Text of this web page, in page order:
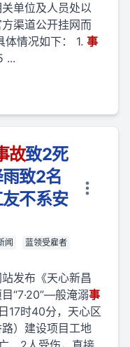
单位及人员处以
渠道公开挂网而
情况如下： 1. 事
...
故致2死
致2名
不系安
闻
蓝领受雇者
发布《天心新昌
“7·20”—般淹溺事
17时40分，天心区
）建设项目工地